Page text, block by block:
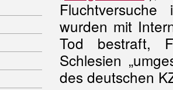
wurden mit
Tod bestraft,
Schlesien
des deutschen